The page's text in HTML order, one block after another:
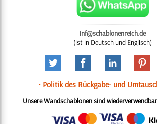
inf@schablonenreich.de
(ist in Deutsch und Englisch)
• Politik des Rückgabe- und
Unsere Wandschablonen sind